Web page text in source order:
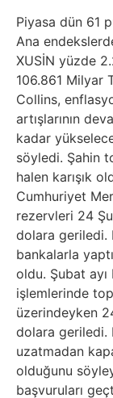
Piyasa dün 61
Ana
XUSİN yüzde
106.861 Milyar
Collins,
artışlarının
kadar
söyledi. Şahin
halen karışık
Cumhuriyet
rezervleri 24
dolara geriledi.
bankalarla
oldu. Şubat ayı
işlemlerinde
üzerindeyken
dolara geriledi.
uzatmadan
olduğunu
başvuruları